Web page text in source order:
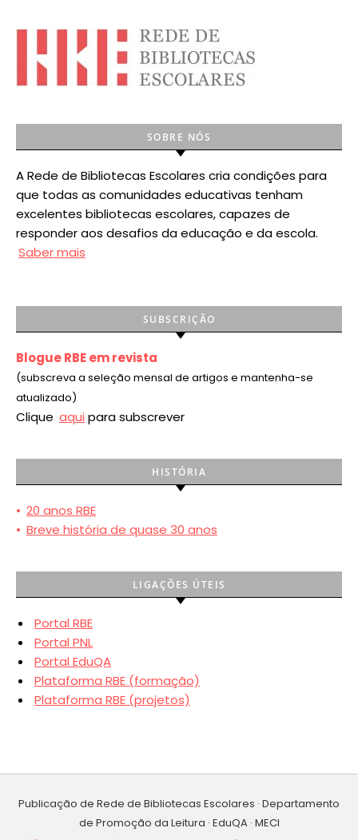
SOBRE NÓS
A Rede de Bibliotecas Escolares cria condições para
que todas as comunidades educativas tenham
excelentes bibliotecas escolares, capazes de
responder aos desafios da educação e da escola.
Saber mais
SUBSCRIÇÃO
Blogue RBE em revista
(subscreva a seleção mensal de artigos e mantenha-se
atualizado)
Clique aqui para subscrever
HISTÓRIA
• 20 anos RBE
• Breve história de quase 30 anos
LIGAÇÕES ÚTEIS
Portal RBE
Portal PNL
Portal EduQA
Plataforma RBE (formação)
Plataforma RBE (projetos)
Publicação de Rede de Bibliotecas Escolares · Departamento
de Promoção da Leitura · EduQA · MECI